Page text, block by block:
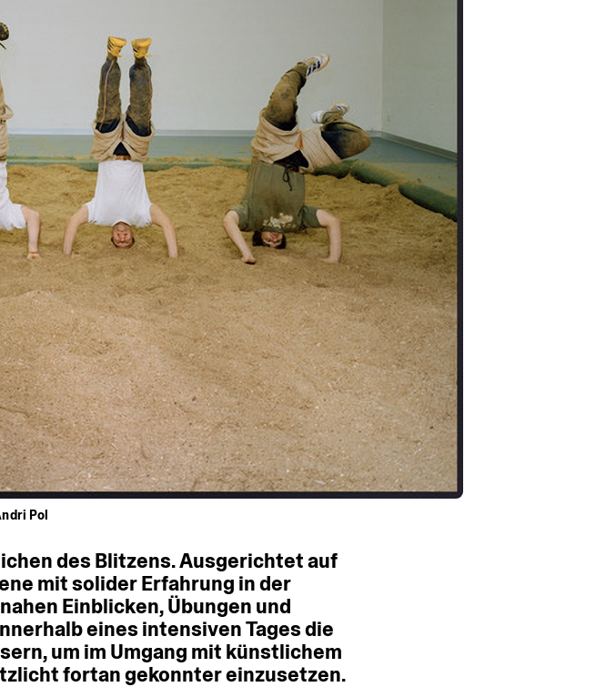
Pol
des Blitzens.Ausgerichtetauf
mitsoliderErfahrung inder
Einblicken,Übungen und
eines intensivenTagesdie
um im Umgang mit künstlichem
fortangekonntereinzusetzen.